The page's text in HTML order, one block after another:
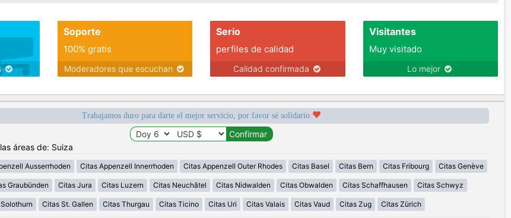
Soporte
100% gratis
Moderadores que escuchan
Serio
perfiles de calidad
Calidad confirmada
Visitantes
Muy visitado
Lo mejor
Trabajamos duro para darte el mejor servicio, por favor sé solidario
áreas de: Suiza
Ausserrhoden Citas Appenzell Innerrhoden Citas Appenzell Outer Rhodes Citas Basel Citas Bern Citas Fribourg Citas Genève
Graubünden Citas Jura Citas Luzern Citas Neuchâtel Citas Nidwalden Citas Obwalden Citas Schaffhausen Citas Schwyz
Citas St. Gallen Citas Thurgau Citas Ticino Citas Uri Citas Valais Citas Vaud Citas Zug Citas Zürich